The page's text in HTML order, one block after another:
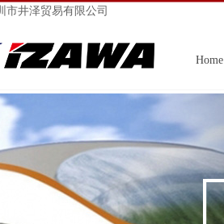
市井泽贸易有限公司
Home